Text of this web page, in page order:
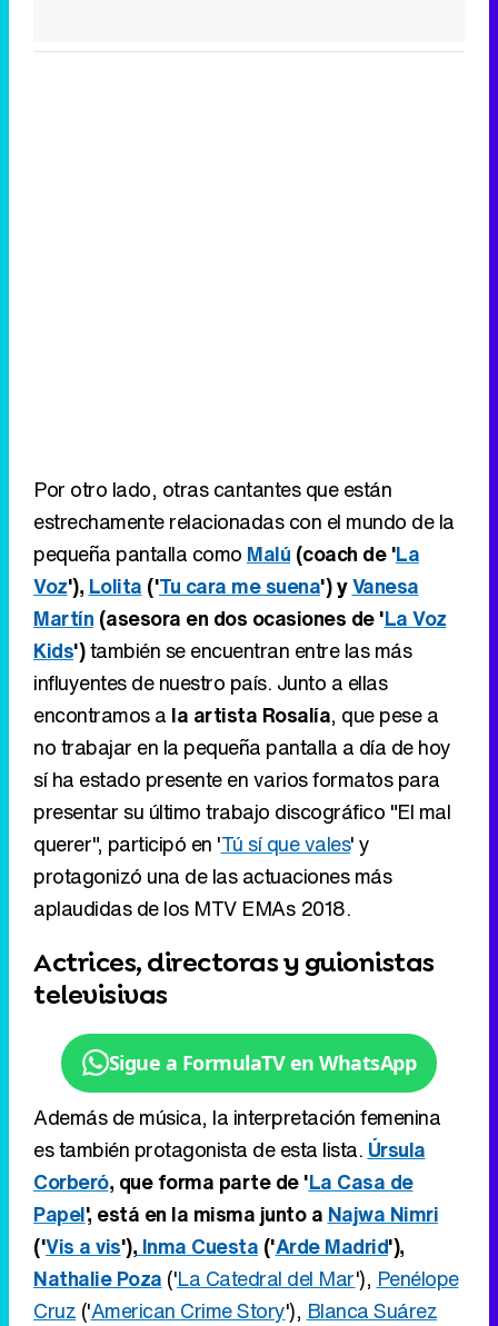
Por otro lado, otras cantantes que están
estrechamente relacionadas con el mundo de la
pequeña pantalla como Malú (coach de 'La
Voz'), Lolita ('Tu cara me suena') yVanesa
Martín (asesora en dos ocasiones de 'La Voz
Kids')también se encuentran entre las más
influyentes de nuestro país. Junto a ellas
encontramos a la artista Rosalía, que pese a
no trabajar en la pequeña pantalla a día de hoy
sí ha estado presente en varios formatos para
presentar su último trabajo discográfico "El mal
querer", participó en 'Tú sí que vales' y
protagonizó una de las actuaciones más
aplaudidas de los MTV EMAs 2018.
Actrices, directoras y guionistas
televisivas
Sigue a FormulaTV en WhatsApp
Además de música, la interpretación femenina
es también protagonista de esta lista. Úrsula
Corberó, que forma parte de 'La Casa de
Papel', está en la misma junto a Najwa Nimri
('Vis a vis'), Inma Cuesta ('Arde Madrid'),
Nathalie Poza ('La Catedral del Mar'), Penélope
Cruz ('American Crime Story'), Blanca Suárez